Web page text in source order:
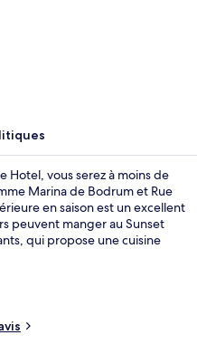
Hotel, vous serez à moins de
Marina de Bodrum et Rue
en saison est un excellent
peuvent manger au Sunset
qui propose une cuisine
hôtelier de luxe, notons 2
centre d’entraînement